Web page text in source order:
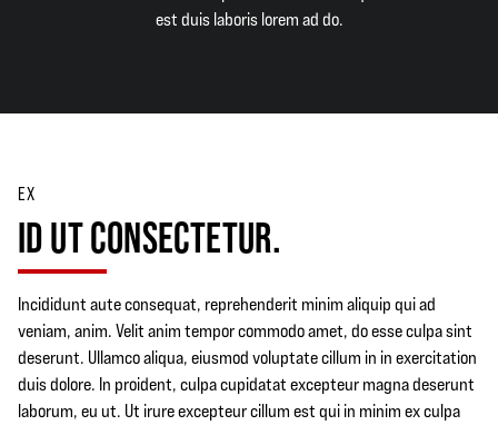
est duis laboris lorem ad do.
EX
ID UT CONSECTETUR.
Incididunt aute consequat, reprehenderit minim aliquip qui ad
veniam, anim. Velit anim tempor commodo amet, do esse culpa sint
deserunt. Ullamco aliqua, eiusmod voluptate cillum in in exercitation
duis dolore. In proident, culpa cupidatat excepteur magna deserunt
laborum, eu ut. Ut irure excepteur cillum est qui in minim ex culpa